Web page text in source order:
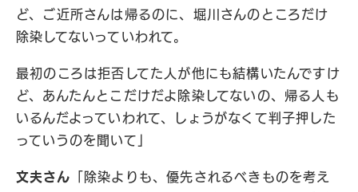
ど、ご近所さんは帰るのに、堀川さんのところだけ
除染してないっていわれて。
最初のころは拒否してた人が他にも結構いたんですけ
ど、あんたんとこだけだよ除染してないの、帰る人も
いるんだよっていわれて、しょうがなくて判子押した
っていうのを聞いて」
文夫さん 「除染よりも、優先されるべきものを考え